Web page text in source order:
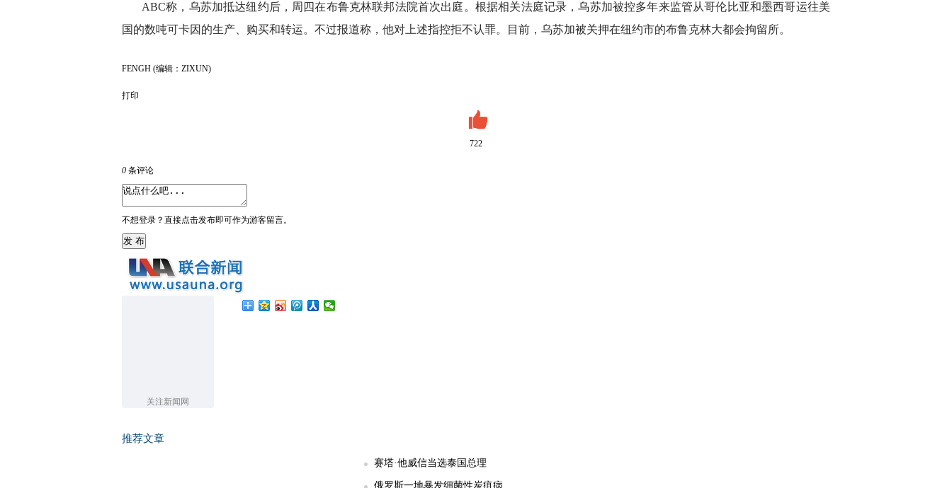
ABC称，乌苏加抵达纽约后，周四在布鲁克林联邦法院首次出庭。根据相关法庭记录，乌苏加被控多年来监管从哥伦比亚和墨西哥运往美
国的数吨可卡因的生产、购买和转运。不过报道称，他对上述指控拒不认罪。目前，乌苏加被关押在纽约市的布鲁克林大都会拘留所。
FENGH (编辑：ZIXUN)
打印
722
0 条评论
不想登录？直接点击发布即可作为游客留言。
发 布
关注新闻网
推荐文章
赛塔·他威信当选泰国总理
俄罗斯一地暴发细菌性炭疽病...